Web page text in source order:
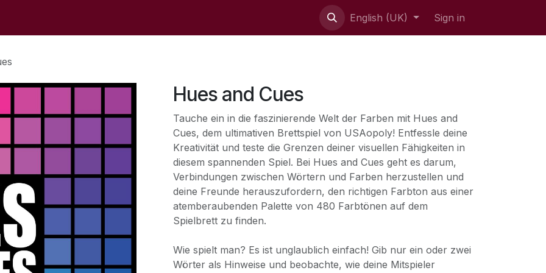
English (UK) Sign in
Hues and Cues
Tauche ein in die faszinierende Welt der Farben mit Hues and
Cues, dem ultimativen Brettspiel von USAopoly! Entfessle deine
Kreativität und teste die Grenzen deiner visuellen Fähigkeiten in
diesem spannenden Spiel. Bei Hues and Cues geht es darum,
Verbindungen zwischen Wörtern und Farben herzustellen und
deine Freunde herauszufordern, den richtigen Farbton aus einer
atemberaubenden Palette von 480 Farbtönen auf dem
Spielbrett zu finden.
Wie spielt man? Es ist unglaublich einfach! Gib nur ein oder zwei
Wörter als Hinweise und beobachte, wie deine Mitspieler